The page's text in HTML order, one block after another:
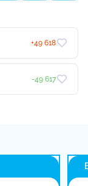
+49 618
-49 617